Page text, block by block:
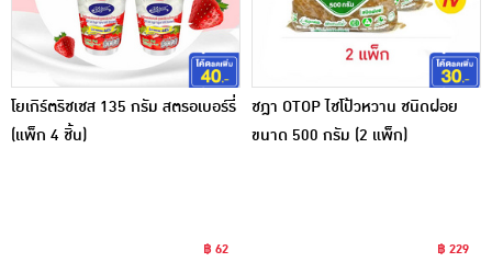
โยเกิร์ตริชเชส 135 กรัม สตรอเบอร์รี่
(แพ็ก 4 ชิ้น)
฿ 62
ชฎา OTOP ไชโป้วหวาน ชนิดฝอย
ขนาด 500 กรัม (2 แพ็ก)
฿ 229